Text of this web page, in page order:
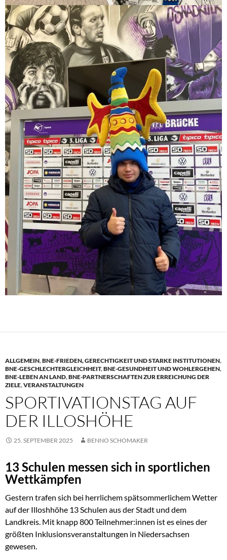
ALLGEMEIN,BNE-FRIEDEN, GERECHTIGKEIT UND STARKE INSTITUTIONEN,
BNE-GESCHLECHTERGLEICHHEIT,BNE-GESUNDHEIT UND WOHLERGEHEN,
BNE-LEBEN AN LAND,BNE-PARTNERSCHAFTEN ZUR ERREICHUNG DER
ZIELE,VERANSTALTUNGEN
SPORTIVATIONSTAG AUF
DER ILLOSHÖHE
25. SEPTEMBER 2025 BENNO SCHOMAKER
13 Schulen messen sich in sportlichen
Wettkämpfen
Gestern trafen sich bei herrlichem spätsommerlichem Wetter
auf der Illoshhöhe 13 Schulen aus der Stadt und dem
Landkreis. Mit knapp 800 Teilnehmer:innen ist es eines der
größten Inklusionsveranstaltungen in Niedersachsen
gewesen.